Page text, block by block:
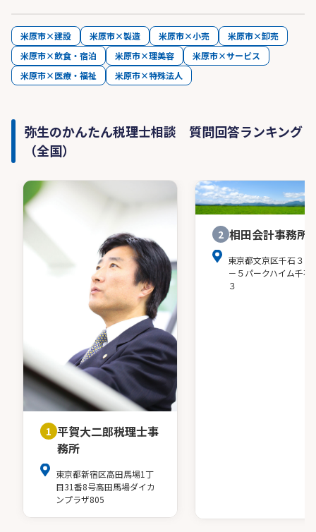
米原市×建設 米原市×製造 米原市×小売
米原市×卸売
米原市×飲食・宿泊
米原市×理美容
米原市×サービス
米原市×医療・福祉
米原市×特殊法人
弥生のかんたん税理士相談 質問回答ランキング
（全国）
1 平賀大二郎税理士事
務所
東京都新宿区高田馬場1丁
目31番8号高田馬場ダイカ
ンプラザ805
2 相田会計事務所
東京都文京区千石３－
－５パークハイム千石
３